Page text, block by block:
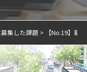
集した課題 【No.19】新